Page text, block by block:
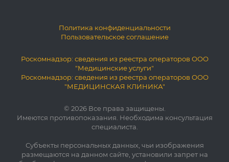
Политика конфиденциальности
Пользовательское соглашение
Роскомнадзор: сведения из реестра операторов ООО
"Медицинские услуги"
Роскомнадзор: сведения из реестра операторов ООО
"МЕДИЦИНСКАЯ КЛИНИКА"
© 2026 Все права защищены.
Имеются противопоказания. Необходима консультация
специалиста.
Субъекты персональных данных, чьи изображения
размещаются на данном сайте, установили запрет на